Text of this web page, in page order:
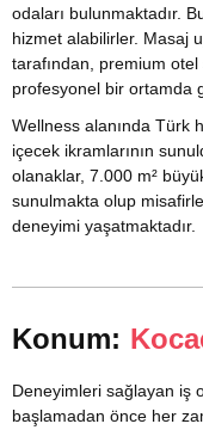
odaları bulunmaktadır.
hizmet alabilirler. Masaj
tarafından, premium
profesyonel bir ortamda
Wellness alanında Türk
içecek ikramlarının
olanaklar, 7.000 m²
sunulmakta olup
deneyimi yaşatmaktadır.
Konum:
Deneyimleri sağlayan iş
başlamadan önce her